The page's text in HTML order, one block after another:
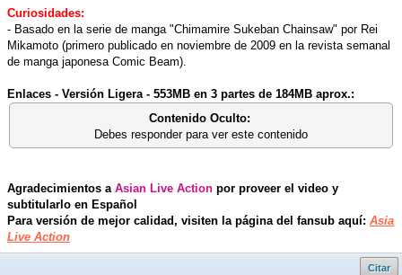
Curiosidades:
- Basado en la serie de manga "Chimamire Sukeban Chainsaw" por Rei
Mikamoto (primero publicado en noviembre de 2009 en la revista semanal
de manga japonesa Comic Beam).
Enlaces - Versión Ligera - 553MB en 3 partes de 184MB aprox.:
Contenido Oculto:
Debes responder para ver este contenido
Agradecimientos a Asian Live Action por proveer el video y
subtitularlo en Español
Para versión de mejor calidad, visiten la página del fansub aquí: Asia
Live Action
Citar